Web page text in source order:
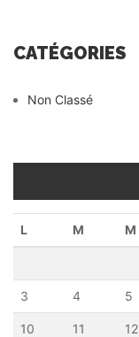
CATÉGORIES
Non Classé
L M M
3 4 5
10 11 12